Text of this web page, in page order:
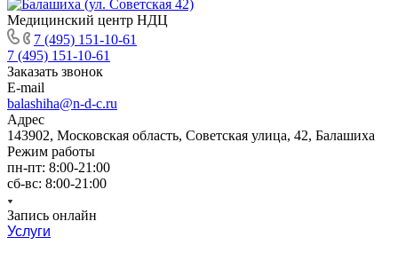
Медицинский центр НДЦ
7 (495) 151-10-61
7 (495) 151-10-61
Заказать звонок
E-mail
balashiha@n-d-c.ru
Адрес
143902, Московская область, Советская улица, 42, Балашиха
Режим работы
пн-пт: 8:00-21:00
сб-вс: 8:00-21:00
Запись онлайн
Услуги